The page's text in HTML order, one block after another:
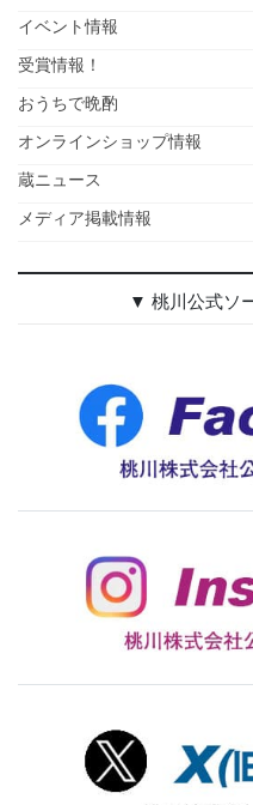
イベント情報
受賞情報！
おうちで晩酌
オンラインショップ情報
蔵ニュース
メディア掲載情報
▼ 桃川公式ソ